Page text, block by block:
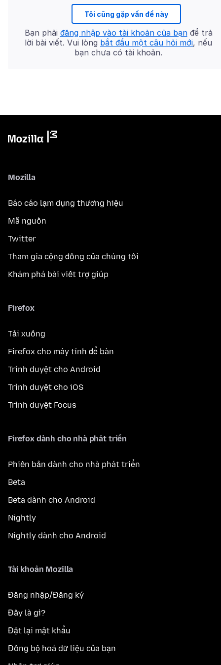
Tôi cũng gặp vấn đề này
Bạn phải đăng nhập vào tài khoản của bạnđể trả
lời bài viết. Vui lòng bắt đầu một câu hỏi mới, nếu
bạn chưa có tài khoản.
Mozilla
Báo cáo lạm dụng thương hiệu
Mã nguồn
Twitter
Tham gia cộng đồng của chúng tôi
Khám phá bài viết trợ giúp
Firefox
Tải xuống
Firefox cho máy tính để bàn
Trình duyệt cho Android
Trình duyệt cho iOS
Trình duyệt Focus
Firefox dành cho nhà phát triển
Phiên bản dành cho nhà phát triển
Beta
Beta dành cho Android
Nightly
Nightly dành cho Android
Tài khoản Mozilla
Đăng nhập/Đăng ký
Đây là gì?
Đặt lại mật khẩu
Đồng bộ hoá dữ liệu của bạn